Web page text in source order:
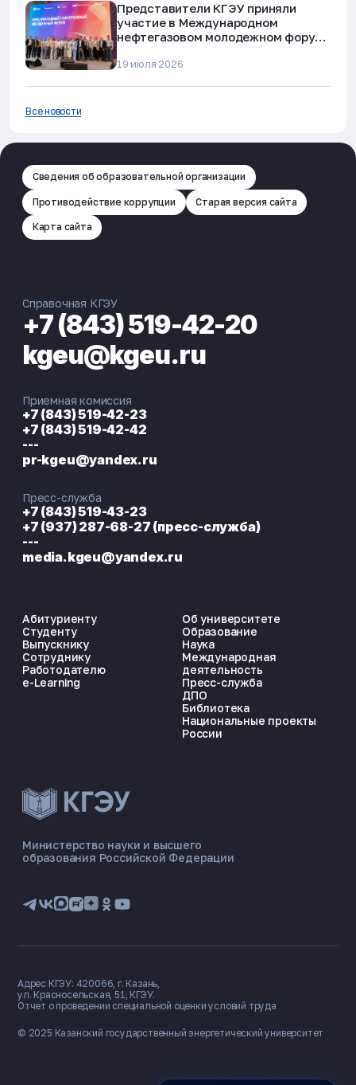
ЭНЕРГОКОД — ПОМОЩНИК КГЭУ
📋 Приёмная комиссия
🏠 Общежитие
Представители КГЭУ приняли
участие в Международном
нефтегазовом молодежном форуме
19 июля 2026
Все новости
Сведения об образовательной организации
Противодействие коррупции Старая версия сайта
Карта сайта
Министерство науки и высшего
образования Российской Федерации
Абитуриенту
Студенту
Выпускнику
Сотруднику
Работодателю
e-Learning
Об университете
Образование
Наука
Международная
деятельность
Пресс-служба
ДПО
Библиотека
Национальные проекты
России
Справочная КГЭУ
+7 (843) 519-42-20
kgeu@kgeu.ru
Приемная комиссия
+7 (843) 519-42-23
+7 (843) 519-42-42
---
pr-kgeu@yandex.ru
Пресс-служба
+7 (843) 519-43-23
+7 (937) 287-68-27 (пресс-служба)
---
media.kgeu@yandex.ru
© 2025 Казанский государственный энергетический университет
Адрес КГЭУ: 420066, г. Казань,
ул. Красносельская, 51, КГЭУ.
Отчет о проведении специальной оценки условий труда